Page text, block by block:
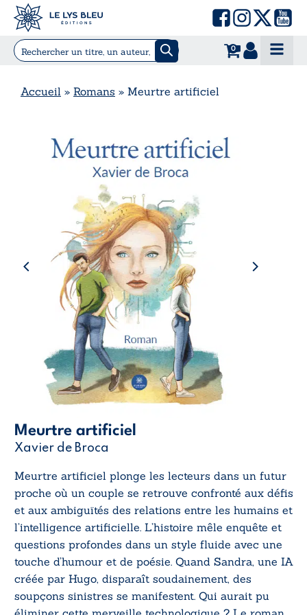
0
Accueil » Romans » Meurtre artificiel
Meurtre artificiel
Xavier de Broca
Meurtre artificiel plonge les lecteurs dans un futur
proche où un couple se retrouve confronté aux défis
et aux ambiguïtés des relations entre les humains et
l’intelligence artificielle. L’histoire mêle enquête et
questions profondes dans un style fluide avec une
touche d’humour et de poésie. Quand Sandra, une IA
créée par Hugo, disparaît soudainement, des
soupçons sinistres se manifestent. Qui aurait pu